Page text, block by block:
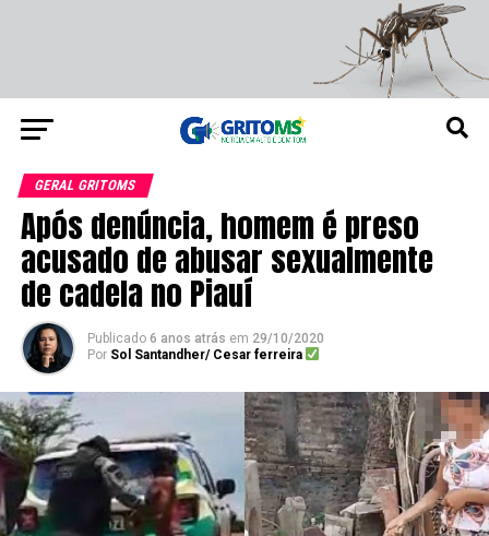
GERAL GRITOMS
Após denúncia, homem é preso
acusado de abusar sexualmente
de cadela no Piauí
Publicado 6 anos atrás em 29/10/2020
Por Sol Santandher/ Cesar ferreira